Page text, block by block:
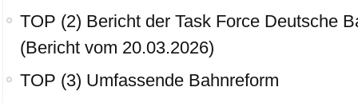
TOP (2) Bericht der Task Force Deutsche
(Bericht vom 20.03.2026)
TOP (3) Umfassende Bahnreform